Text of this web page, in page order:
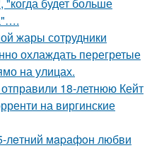
жары сотрудники
охлаждать перегретые
на улицах.
18-летнюю Кейт
на виргинские
лeтний мapaфoн любви